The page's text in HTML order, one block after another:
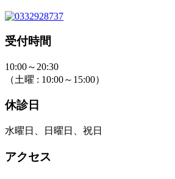
受付時間
10:00～20:30
（土曜 : 10:00～15:00）
休診日
水曜日、日曜日、祝日
アクセス